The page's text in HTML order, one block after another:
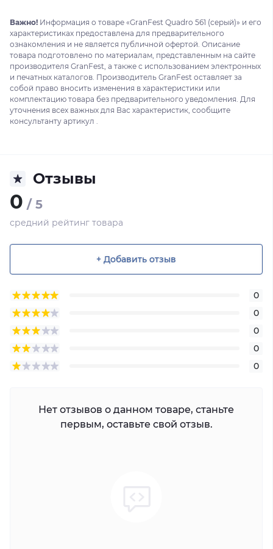
Важно! Информация о товаре «GranFest Quadro 561 (серый)» и его
характеристиках предоставлена для предварительного
ознакомления и не является публичной офертой. Описание
товара подготовлено по материалам, представленным на сайте
производителя GranFest, а также с использованием электронных
и печатных каталогов. Производитель GranFest оставляет за
собой право вносить изменения в характеристики или
комплектацию товара без предварительного уведомления. Для
уточнения всех важных для Вас характеристик, сообщите
консультанту артикул .
Отзывы
0 / 5
средний рейтинг товара
+ Добавить отзыв
0
0
0
0
0
Нет отзывов о данном товаре, станьте
первым, оставьте свой отзыв.